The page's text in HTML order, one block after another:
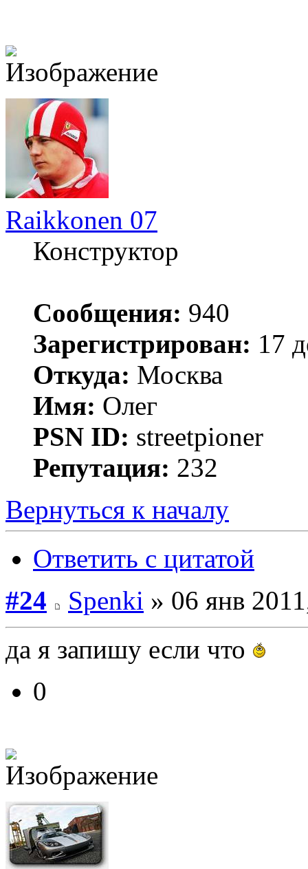
Raikkonen 07
Конструктор
Сообщения: 940
Зарегистрирован: 17
Откуда: Москва
Имя: Олег
PSN ID: streetpioner
Репутация: 232
Вернуться к началу
Ответить с цитатой
#24
Spenki » 06 янв
да я запишу если что
0